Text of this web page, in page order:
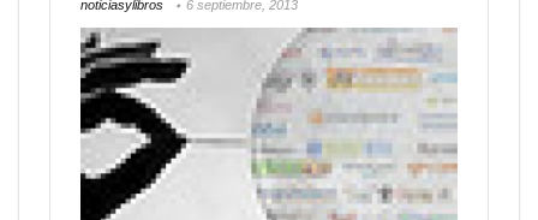
noticiasylibros 6 septiembre, 2013